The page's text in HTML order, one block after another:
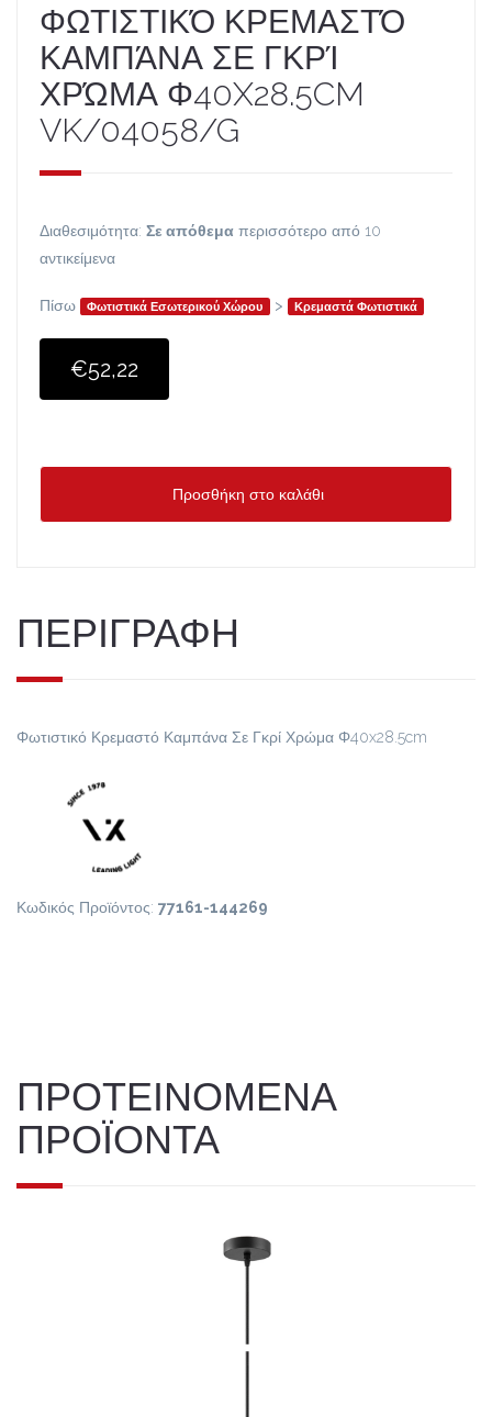
ΦΩΤΙΣΤΙΚΌ ΚΡΕΜΑΣΤΌ
ΚΑΜΠΆΝΑ ΣΕ ΓΚΡΊ
ΧΡΏΜΑ Φ40X28.5CM
VK/04058/G
Διαθεσιμότητα: Σε απόθεμα περισσότερο από 10
αντικείμενα
Πίσω Φωτιστικά Εσωτερικού Χώρου > Κρεμαστά Φωτιστικά
€52,22
Προσθήκη στο καλάθι
ΠΕΡΙΓΡΑΦΗ
Φωτιστικό Κρεμαστό Καμπάνα Σε Γκρί Χρώμα Φ40x28.5cm
Κωδικός Προϊόντος: 77161-144269
ΠΡΟΤΕΙΝΟΜΕΝΑ
ΠΡΟΪΟΝΤΑ